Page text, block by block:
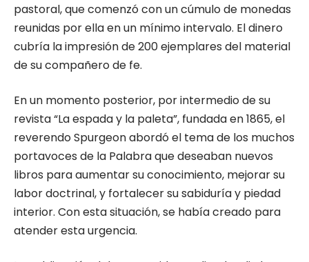
pastoral, que comenzó con un cúmulo de monedas
reunidas por ella en un mínimo intervalo. El dinero
cubría la impresión de 200 ejemplares del material
de su compañero de fe.
En un momento posterior, por intermedio de su
revista “La espada y la paleta”, fundada en 1865, el
reverendo Spurgeon abordó el tema de los muchos
portavoces de la Palabra que deseaban nuevos
libros para aumentar su conocimiento, mejorar su
labor doctrinal, y fortalecer su sabiduría y piedad
interior. Con esta situación, se había creado para
atender esta urgencia.